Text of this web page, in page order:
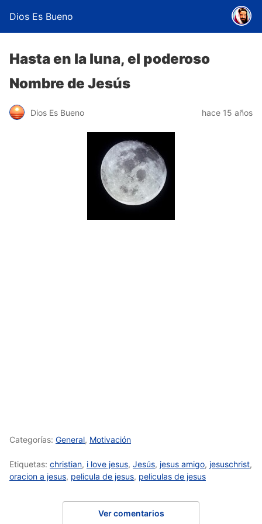
Dios Es Bueno
Hasta en la luna, el poderoso
Nombre de Jesús
Dios Es Bueno hace 15 años
Categorías: General, Motivación
Etiquetas: christian, i love jesus, Jesús, jesus amigo, jesuschrist,
oracion a jesus, pelicula de jesus, peliculas de jesus
Ver comentarios